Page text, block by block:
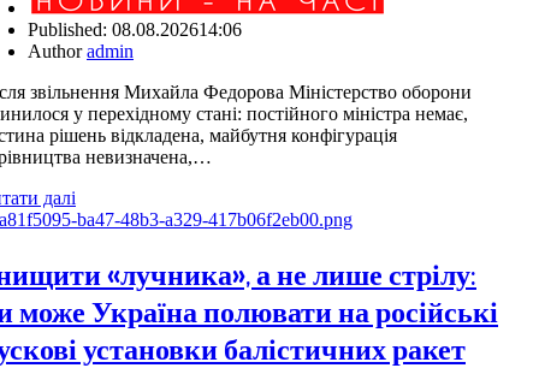
Published: 08.08.202614:06
Authoradmin
звільнення Михайла Федорова Міністерство оборони
у перехідному стані: постійного міністра немає,
рішень відкладена, майбутня конфігурація
невизначена,…
далі
«лучника», а не лише стрілу:
може Україна полювати на російські
установки балістичних ракет